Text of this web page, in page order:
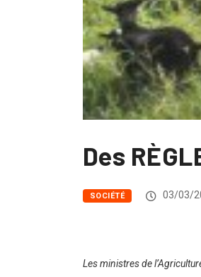
Des
SOCIÉTÉ 03/03/
Les ministres de